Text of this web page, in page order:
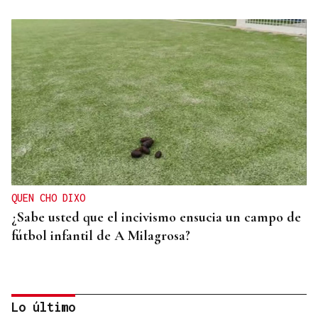
QUEN CHO DIXO
¿Sabe usted que el incivismo ensucia un campo de
fútbol infantil de A Milagrosa?
Lo último